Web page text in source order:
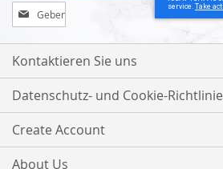
Melden
Sie
sich
für
Newsletter
an:
Kontaktieren Sie uns
Datenschutz- und Cookie-Richtlinie
Create Account
About Us